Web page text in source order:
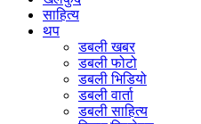
साहित्य
थप
डबली खबर
डबली फोटो
डबली भिडियो
डबली वार्ता
डबली साहित्य